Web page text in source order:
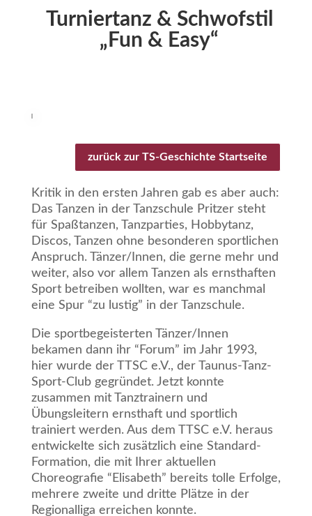
Turniertanz & Schwofstil
„Fun & Easy“
zurück zur TS-Geschichte Startseite
Kritik in den ersten Jahren gab es aber auch:
Das Tanzen in der Tanzschule Pritzer steht
für Spaßtanzen, Tanzparties, Hobbytanz,
Discos, Tanzen ohne besonderen sportlichen
Anspruch. Tänzer/Innen, die gerne mehr und
weiter, also vor allem Tanzen als ernsthaften
Sport betreiben wollten, war es manchmal
eine Spur “zu lustig” in der Tanzschule.
Die sportbegeisterten Tänzer/Innen
bekamen dann ihr “Forum” im Jahr 1993,
hier wurde der TTSC e.V., der Taunus-Tanz-
Sport-Club gegründet. Jetzt konnte
zusammen mit Tanztrainern und
Übungsleitern ernsthaft und sportlich
trainiert werden. Aus dem TTSC e.V. heraus
entwickelte sich zusätzlich eine Standard-
Formation, die mit Ihrer aktuellen
Choreografie “Elisabeth” bereits tolle Erfolge,
mehrere zweite und dritte Plätze in der
Regionalliga erreichen konnte.